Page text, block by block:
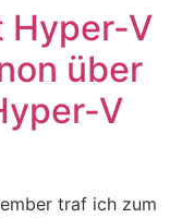
Hyper-V
über
V
traf ich zum